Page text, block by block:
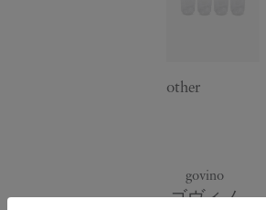
other
govino
ゴヴィノ